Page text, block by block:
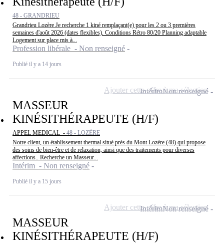
48 - GRANDRIEU
Grandrieu Lozère Je recherche 1 kiné remplaçant(e) pour les 2 ou 3 premières
semaines d'août 2026 (dates flexibles). Conditions Rétro 80/20 Planning adaptable
Logement sur place mis à...
Profession libérale - Non renseigné
Publié il y a 14 jours
MASSEUR
KINÉSITHÉRAPEUTE (H/F)
APPEL MEDICAL - 48 - LOZÈRE
Notre client, un établissement thermal situé près du Mont Lozère (48) qui propose
des soins de bien-être et de relaxation, ainsi que des traitements pour diverses
affections.. Recherche un Masseur...
Intérim - Non renseigné
Publié il y a 15 jours
IntérimNon renseigné
Ajouter cette offre à ma sélection
MASSEUR
KINÉSITHÉRAPEUTE (H/F)
IntérimNon renseigné
Ajouter cette offre à ma sélection